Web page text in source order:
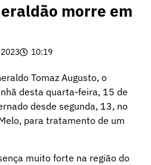
morre em
10:19
Tomaz Augusto, o
desta quarta-feira, 15 de
desde segunda, 13, no
para tratamento de um
muito forte na região do